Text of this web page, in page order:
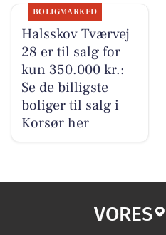
BOLIGMARKED
Halsskov Tværvej
28 er til salg for
kun 350.000 kr.:
Se de billigste
boliger til salg i
Korsør her
VORES